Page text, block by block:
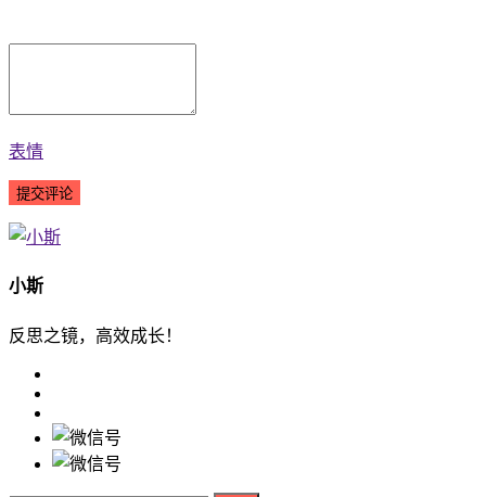
表情
小斯
反思之镜，高效成长！